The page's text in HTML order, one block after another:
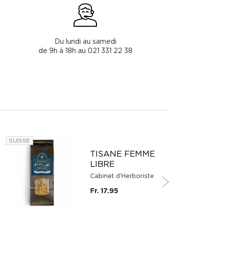
Du lundi au samedi
de 9h à 18h au 021 331 22 38
SUISSE
TISANE FEMME
LIBRE
Cabinet d'Herboriste
Fr. 17.95